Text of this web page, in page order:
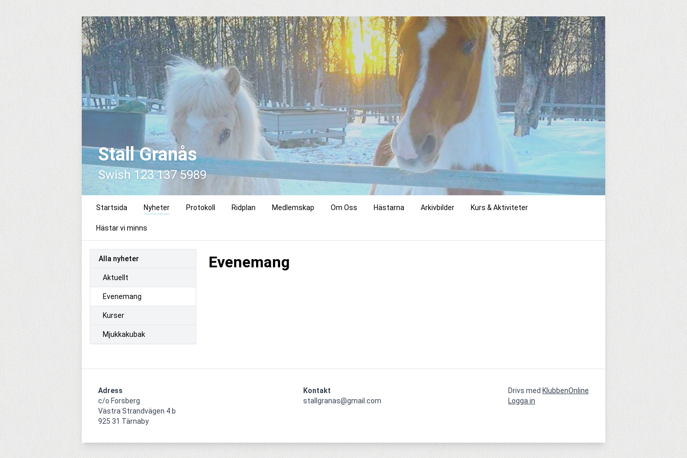
Stall Granås
Swish 123 137 5989
Startsida Nyheter Protokoll Ridplan Medlemskap Om Oss Hästarna Arkivbilder Kurs & Aktiviteter
Hästar vi minns
Alla nyheter
Aktuellt
Evenemang
Kurser
Mjukkakubak
Evenemang
Adress
c/o Forsberg
Västra Strandvägen 4 b
925 31 Tärnaby
Kontakt
stallgranas@gmail.com
Drivs med KlubbenOnline
Logga in